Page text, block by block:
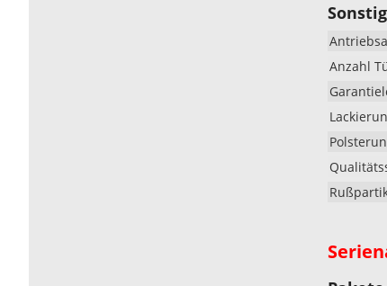
Anzahl